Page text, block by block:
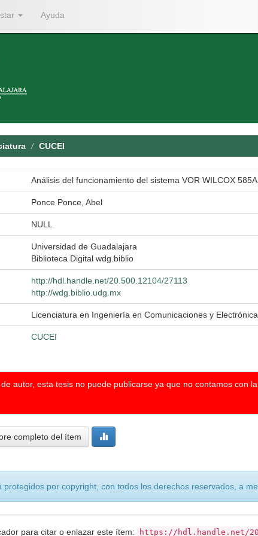
Ayuda
CUCEI
Análisis del funcionamiento del sistema VOR WILCOX
Ponce Ponce, Abel
NULL
Universidad de Guadalajara
Biblioteca Digital wdg.biblio
http://hdl.handle.net/20.500.12104/27113
http://wdg.biblio.udg.mx
Licenciatura en Ingeniería en Comunicaciones y Electrónica
CUCEI
autor, esta tesis no puede publicarse ya que no contamos con
completo del ítem
protegidos por copyright, con todos los derechos reservados, a
para citar o enlazar este ítem: https://hdl.handle.net/